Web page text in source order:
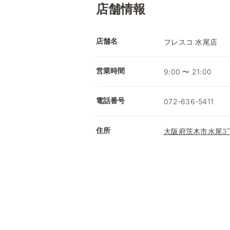
店舗情報
店舗名 フレスコ 水尾店
営業時間 9:00 〜 21:00
電話番号 072-636-5411
住所 大阪府茨木市水尾3